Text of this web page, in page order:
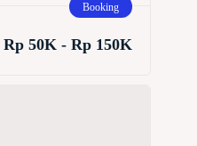
Booking
Rp 50K - Rp 150K